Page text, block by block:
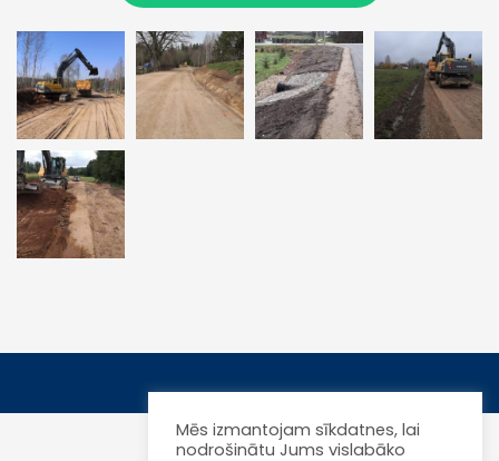
Mēs izmantojam sīkdatnes, lai
nodrošinātu Jums vislabāko